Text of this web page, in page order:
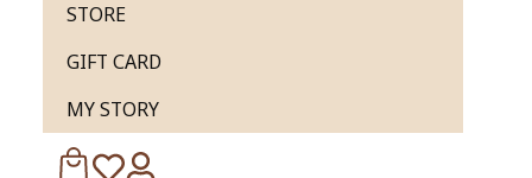
STORE
GIFT CARD
MY STORY